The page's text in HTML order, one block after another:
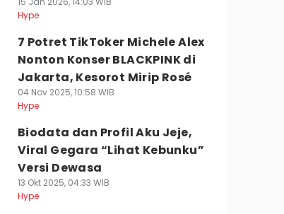
Hype
7 Potret TikToker Michele Alex
Nonton Konser BLACKPINK di
Jakarta, Kesorot Mirip Rosé
04 Nov 2025, 10:58 WIB
Hype
Biodata dan Profil Aku Jeje,
Viral Gegara “Lihat Kebunku”
Versi Dewasa
13 Okt 2025, 04:33 WIB
Hype